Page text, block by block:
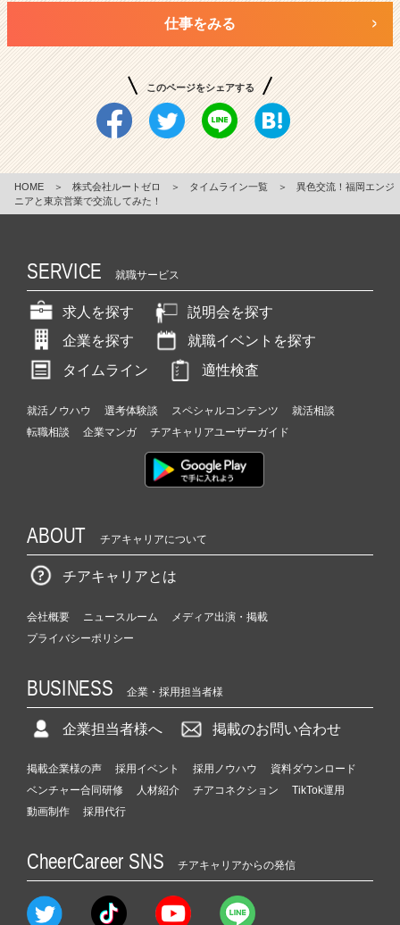
仕事をみる
このページをシェアする
HOME ＞ 株式会社ルートゼロ ＞ タイムライン一覧 ＞
異色交流！福岡エンジ
ニアと東京営業で交流してみた！
SERVICE 就職サービス
求人を探す
説明会を探す
企業を探す
就職イベントを探す
タイムライン
適性検査
就活ノウハウ 選考体験談 スペシャルコンテンツ
就活相談
転職相談
企業マンガ チアキャリアユーザーガイド
ABOUT チアキャリアについて
チアキャリアとは
会社概要 ニュースルーム
メディア出演・掲載
プライバシーポリシー
BUSINESS 企業・採用担当者様
企業担当者様へ 掲載のお問い合わせ
掲載企業様の声 採用イベント 採用ノウハウ
資料ダウンロード
ベンチャー合同研修
人材紹介 チアコネクション
TikTok運用
動画制作
採用代行
CheerCareer SNS チアキャリアからの発信